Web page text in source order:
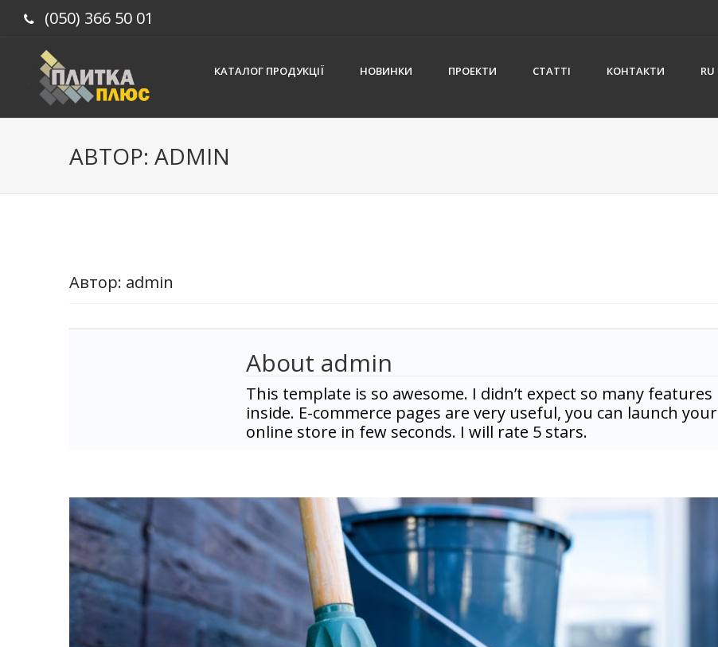
(050) 366 50 01
КАТАЛОГ ПРОДУКЦІЇ НОВИНКИ ПРОЕКТИ СТАТТІ КОНТАКТИ RU
АВТОР: ADMIN
Автор: admin
About admin
This template is so awesome. I didn’t expect so many features
inside. E-commerce pages are very useful, you can launch your
online store in few seconds. I will rate 5 stars.